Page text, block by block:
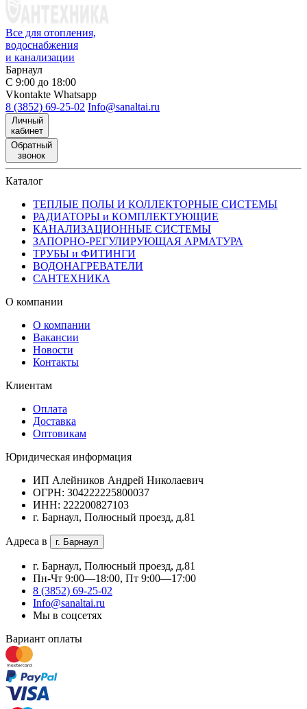
Все для отопления,
водоснабжения
и канализации
Барнаул
С 9:00 до 18:00
Vkontakte Whatsapp
8 (3852) 69-25-02 Info@sanaltai.ru
Личный
кабинет
Обратный
звонок
Каталог
ТЕПЛЫЕ ПОЛЫ И КОЛЛЕКТОРНЫЕ СИСТЕМЫ
РАДИАТОРЫ и КОМПЛЕКТУЮЩИЕ
КАНАЛИЗАЦИОННЫЕ СИСТЕМЫ
ЗАПОРНО-РЕГУЛИРУЮЩАЯ АРМАТУРА
ТРУБЫ и ФИТИНГИ
ВОДОНАГРЕВАТЕЛИ
САНТЕХНИКА
О компании
О компании
Вакансии
Новости
Контакты
Клиентам
Оплата
Доставка
Оптовикам
Юридическая информация
ИП Алейников Андрей Николаевич
ОГРН: 304222225800037
ИНН: 222200827103
г. Барнаул, Полюсный проезд, д.81
Адреса в г. Барнаул
г. Барнаул, Полюсный проезд, д.81
Пн-Чт 9:00—18:00, Пт 9:00—17:00
8 (3852) 69-25-02
Info@sanaltai.ru
Мы в соцсетях
Вариант оплаты